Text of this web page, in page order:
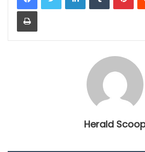
Print
Herald